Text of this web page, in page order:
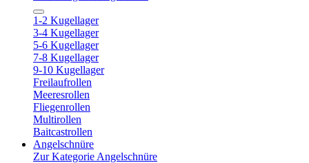
1-2 Kugellager
3-4 Kugellager
5-6 Kugellager
7-8 Kugellager
9-10 Kugellager
Freilaufrollen
Meeresrollen
Fliegenrollen
Multirollen
Baitcastrollen
Angelschnüre
Zur Kategorie Angelschnüre